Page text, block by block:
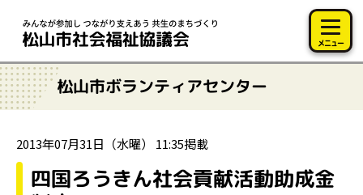
メニュー
松山市ボランティアセンター
2013年07月31日（水曜） 11:35掲載
四国ろうきん社会貢献活動助成金